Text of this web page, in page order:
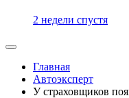
2 недели спустя
Главная
Автоэксперт
У страховщиков